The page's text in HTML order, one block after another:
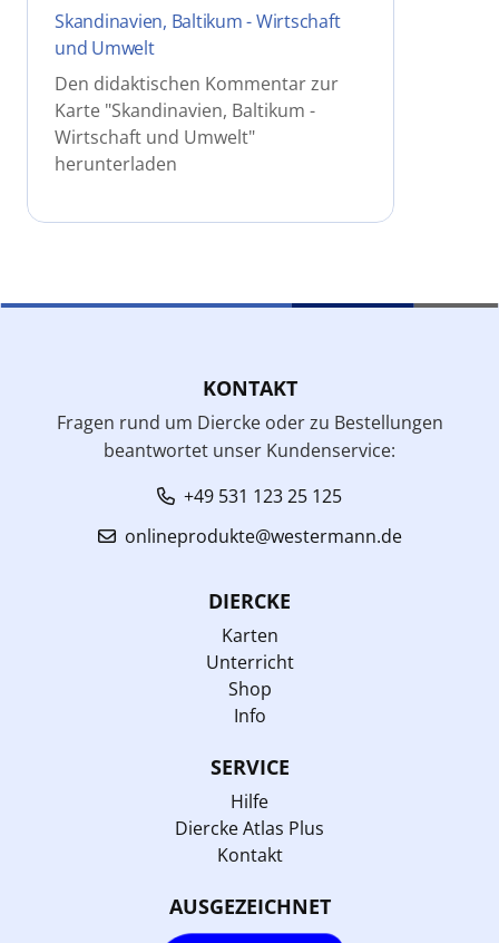
Skandinavien, Baltikum - Wirtschaft
und Umwelt
Den didaktischen Kommentar zur
Karte "Skandinavien, Baltikum -
Wirtschaft und Umwelt"
herunterladen
KONTAKT
Fragen rund um Diercke oder zu Bestellungen
beantwortet unser Kundenservice:
+49 531 123 25 125
onlineprodukte@westermann.de
DIERCKE
Karten
Unterricht
Shop
Info
SERVICE
Hilfe
Diercke Atlas Plus
Kontakt
AUSGEZEICHNET